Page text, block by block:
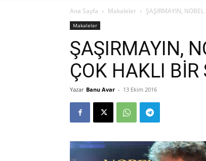
Ana Sayfa Makaleler ŞAŞIRMAYIN,
Makaleler
ŞAŞIRMAYIN,
ÇOK HAKLI BİR
Yazar Banu Avar - 13 Ekim 2016